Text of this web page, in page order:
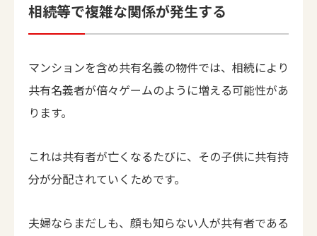
相続等で複雑な関係が発生する
マンションを含め共有名義の物件では、相続により
共有名義者が倍々ゲームのように増える可能性があ
ります。
これは共有者が亡くなるたびに、その子供に共有持
分が分配されていくためです。
夫婦ならまだしも、顔も知らない人が共有者である